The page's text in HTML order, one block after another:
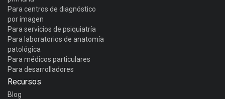
Para centros de diagnóstico
por imagen
Para servicios de psiquiatría
Para laboratorios de anatomía
patológica
Para médicos particulares
Para desarrolladores
Recursos
Blog